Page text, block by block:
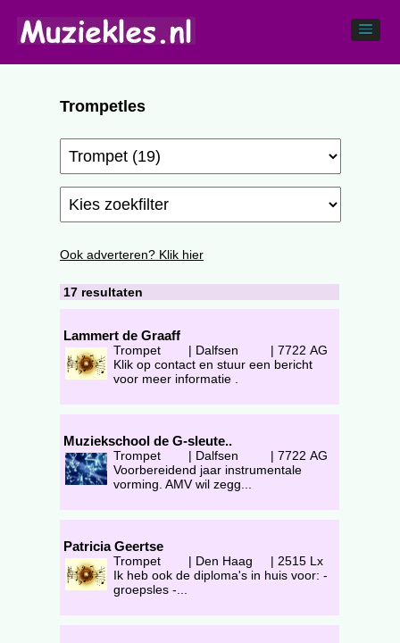
Trompetles
Ook adverteren? Klik hier
17 resultaten
Lammert de Graaff
Trompet | Dalfsen | 7722 AG
Klik op contact en stuur een bericht
voor meer informatie .
Muziekschool de G-sleute..
Trompet | Dalfsen | 7722 AG
Voorbereidend jaar instrumentale
vorming. AMV wil zegg...
Patricia Geertse
Trompet | Den Haag | 2515 Lx
Ik heb ook de diploma's in huis voor: -
groepsles -...